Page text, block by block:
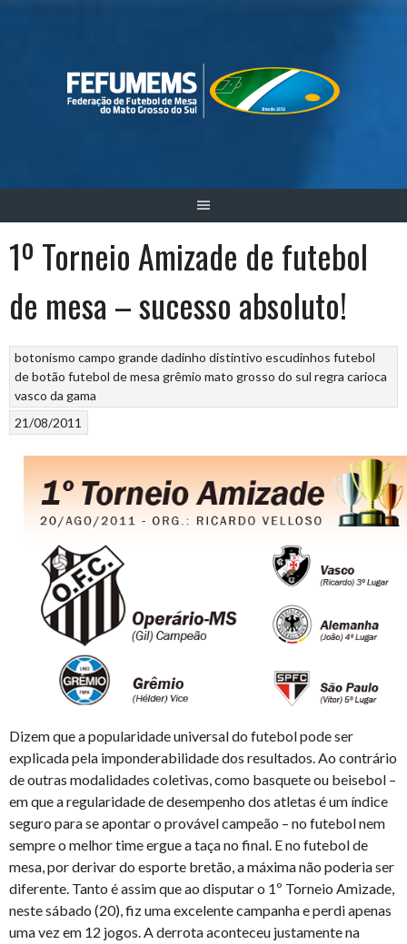
1º Torneio Amizade de futebol
de mesa – sucesso absoluto!
botonismo campo grandedadinho distintivo escudinhos futebol
de botão futebol de mesa grêmio mato grosso do sul regra carioca
vasco da gama
21/08/2011
Dizem que a popularidade universal do futebol pode ser
explicada pela imponderabilidade dos resultados. Ao contrário
de outras modalidades coletivas, como basquete ou beisebol –
em que a regularidade de desempenho dos atletas é um índice
seguro para se apontar o provável campeão – no futebol nem
sempre o melhor time ergue a taça no final. E no futebol de
mesa, por derivar do esporte bretão, a máxima não poderia ser
diferente. Tanto é assim que ao disputar o 1º Torneio Amizade,
neste sábado (20), fiz uma excelente campanha e perdi apenas
uma vez em 12 jogos. A derrota aconteceu justamente na